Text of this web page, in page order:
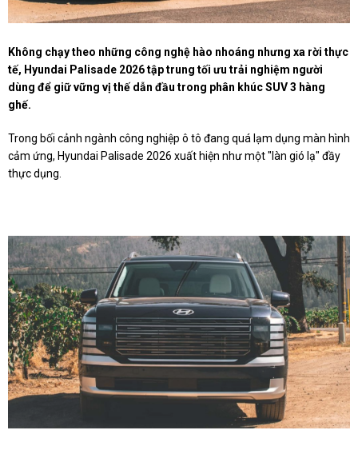
Không chạy theo những công nghệ hào nhoáng nhưng xa rời thực
tế, Hyundai Palisade 2026 tập trung tối ưu trải nghiệm người
dùng để giữ vững vị thế dẫn đầu trong phân khúc SUV 3 hàng
ghế.
Trong bối cảnh ngành công nghiệp ô tô đang quá lạm dụng màn hình
cảm ứng, Hyundai Palisade 2026 xuất hiện như một "làn gió lạ" đầy
thực dụng.